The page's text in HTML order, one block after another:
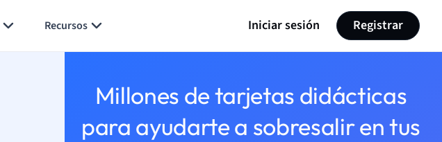
Recursos Iniciar sesión Registrar
Millones de tarjetas didácticas
para ayudarte a sobresalir en tus